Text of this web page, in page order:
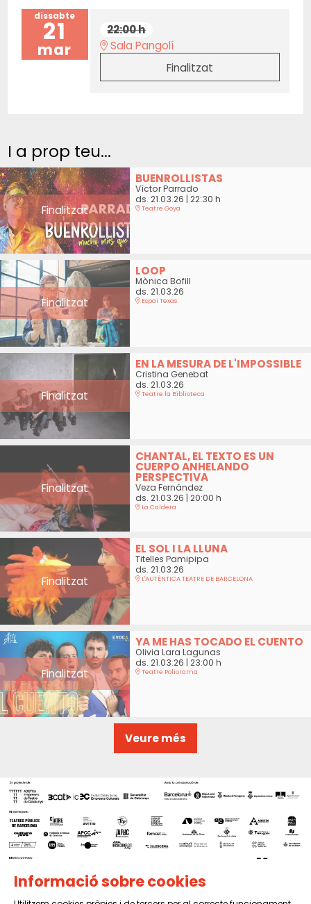
dissabte
21
mar
22:00 h
Sala Pangolí
Finalitzat
I a prop teu...
Finalitzat
BUENROLLISTAS
Víctor Parrado
ds. 21.03.26 | 22:30 h
Teatre Goya
Finalitzat
LOOP
Mònica Bofill
ds. 21.03.26
Espai Texas
Finalitzat
EN LA MESURA DE L'IMPOSSIBLE
Cristina Genebat
ds. 21.03.26
Teatre la Biblioteca
Finalitzat
CHANTAL, EL TEXTO ES UN
CUERPO ANHELANDO
PERSPECTIVA
Veza Fernández
ds. 21.03.26 | 20:00 h
La Caldera
Finalitzat
EL SOL I LA LLUNA
Titelles Pamipipa
ds. 21.03.26
L'AUTÈNTICA TEATRE DE BARCELONA
Finalitzat
YA ME HAS TOCADO EL CUENTO
Olivia Lara Lagunas
ds. 21.03.26 | 23:00 h
Teatre Poliorama
Veure més
Informació sobre cookies